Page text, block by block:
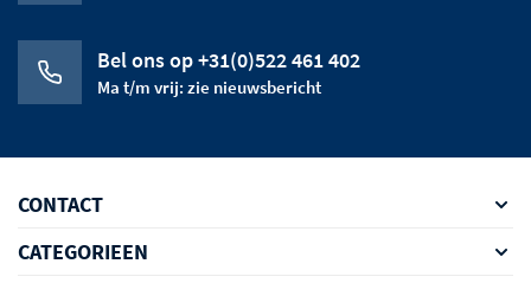
Bel ons op +31(0)522 461 402
Ma t/m vrij: zie nieuwsbericht
CONTACT
CATEGORIEEN